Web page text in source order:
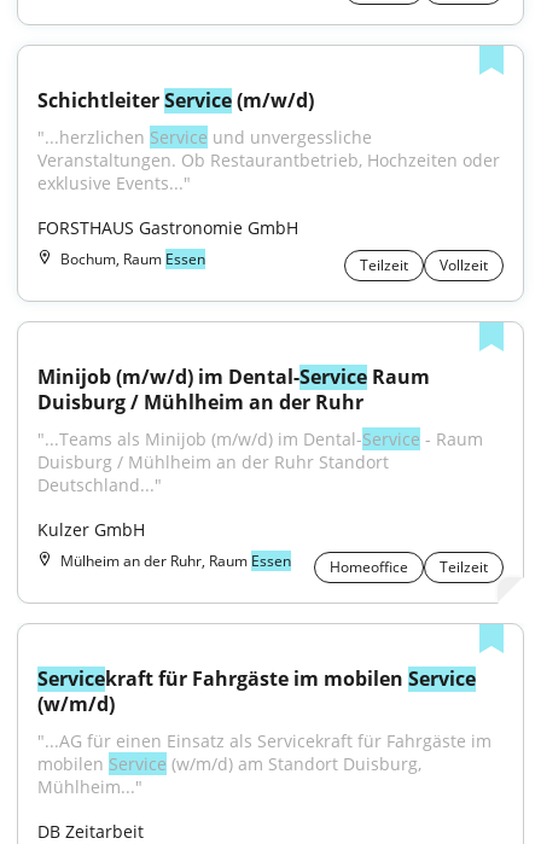
Schichtleiter Service (m/w/d)
"...herzlichen Service und unvergessliche
Veranstaltungen. Ob Restaurantbetrieb, Hochzeiten oder
exklusive Events..."
FORSTHAUS Gastronomie GmbH
Bochum, Raum Essen Teilzeit Vollzeit
Minijob (m/w/d) im Dental-Service Raum
Duisburg / Mühlheim an der Ruhr
"...Teams als Minijob (m/w/d) im Dental-Service - Raum
Duisburg / Mühlheim an der Ruhr Standort
Deutschland..."
Kulzer GmbH
Mülheim an der Ruhr, Raum Essen Homeoffice Teilzeit
Servicekraft für Fahrgäste im mobilen Service
(w/m/d)
"...AG für einen Einsatz als Servicekraft für Fahrgäste im
mobilen Service (w/m/d) am Standort Duisburg,
Mühlheim..."
DB Zeitarbeit